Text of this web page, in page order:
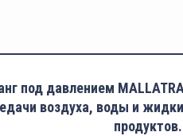
под давлением
воздуха, воды и
продуктов.